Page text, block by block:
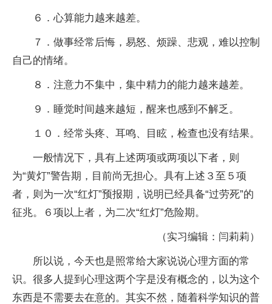
６．心算能力越来越差。
７．做事经常后悔，易怒、烦躁、悲观，难以控制
自己的情绪。
８．注意力不集中，集中精力的能力越来越差。
９．睡觉时间越来越短，醒来也感到不解乏。
１０．经常头疼、耳鸣、目眩，检查也没有结果。
一般情况下，具有上述两项或两项以下者，则
为“黄灯”警告期，目前尚无担心。具有上述３至５项
者，则为一次“红灯”预报期，说明已经具备“过劳死”的
征兆。６项以上者，为二次“红灯”危险期。
（实习编辑：闫莉莉）
所以说，今天也是照常给大家说说心理方面的常
识。很多人提到心理这两个字是没有概念的，以为这个
东西是不需要去在意的。其实不然，随着科学知识的普